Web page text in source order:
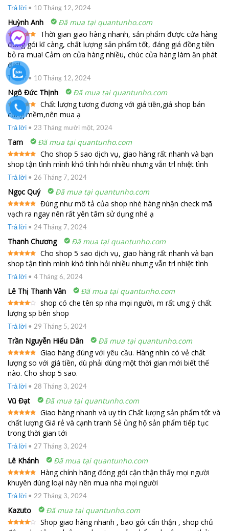
Trả lời • 10 Tháng 12, 2024
Huỳnh Anh Đã mua tại quantunho.com
Được xếp
hạng55
sao
Thời gian giao hàng nhanh, sản phẩm được cửa hàng
đóng gói kĩ càng, chất lượng sản phẩm tốt, đáng giá đồng tiền
bỏ ra mua! Cảm ơn cửa hàng nhiều, chúc cửa hàng làm ăn phát
đạt!
Trả lời • 10 Tháng 12, 2024
Ngô Đức Thịnh Đã mua tại quantunho.com
Được xếp
hạng55
sao
Chất lượng tương đương với giá tiền,giá shop bán
cũng mềm,nên mua ạ
Trả lời • 23 Tháng mười một, 2024
Tam Đã mua tại quantunho.com
Được xếp
hạng5 5
sao
Cho shop 5 sao dịch vụ, giao hàng rất nhanh và bạn
shop tận tình mình khó tính hỏi nhiều nhưng vẫn trl nhiệt tình
Trả lời • 26 Tháng 7, 2024
Ngọc Quý Đã mua tại quantunho.com
Được xếp
hạng 55
sao
Đúng như mô tả của shop nhé hàng nhận check mã
vạch ra ngay nên rất yên tâm sử dụng nhé ạ
Trả lời • 24 Tháng 7, 2024
Thanh Chương Đã mua tại quantunho.com
Được xếp
hạng5 5
sao
Cho shop 5 sao dịch vụ, giao hàng rất nhanh và bạn
shop tận tình mình khó tính hỏi nhiều nhưng vẫn trl nhiệt tình
Trả lời • 4 Tháng 6, 2024
Lê Thị Thanh Vân Đã mua tại quantunho.com
Được
xếp
hạng
5 sao
shop có che tên sp nha mọi người, m rất ưng ý chất
lượng sp bên shop
Trả lời • 29 Tháng 5, 2024
Trần Nguyễn Hiếu Dân Đã mua tại quantunho.com
Được xếp
hạng55
sao
Giao hàng đúng với yêu cầu. Hàng nhìn có vẻ chất
lượng so với giá tiền, dù phải dùng một thời gian mới biết thế
nào. Cho shop 5 sao.
Trả lời • 28 Tháng 3, 2024
Vũ Đạt Đã mua tại quantunho.com
Được xếp
hạng 55
sao
Giao hàng nhanh và uy tín Chất lượng sản phẩm tốt và
chất lượng Giá rẻ và cạnh tranh Sẻ ủng hộ sản phẩm tiếp tục
trong thời gian tới
Trả lời • 27 Tháng 3, 2024
Lê Khánh Đã mua tại quantunho.com
Được xếp
hạng 55
sao
Hàng chính hãng đóng gói cận thận thấy mọi người
khuyên dùng loại này nên mua nha mọi người
Trả lời • 22 Tháng 3, 2024
Kazuto Đã mua tại quantunho.com
Shop giao hàng nhanh , bao gói cẩn thận , shop chủ